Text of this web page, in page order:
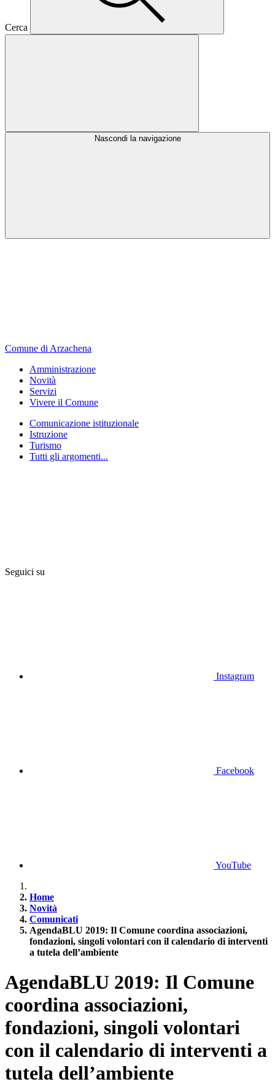
Cerca
Nascondi la navigazione
Comune di Arzachena
Amministrazione
Novità
Servizi
Vivere il Comune
Comunicazione istituzionale
Istruzione
Turismo
Tutti gli argomenti...
Seguici su
Instagram
Facebook
YouTube
Home
Novità
Comunicati
AgendaBLU 2019: Il Comune coordina associazioni,
fondazioni, singoli volontari con il calendario di interventi
a tutela dell’ambiente
AgendaBLU 2019: Il Comune
coordina associazioni,
fondazioni, singoli volontari
con il calendario di interventi a
tutela dell’ambiente